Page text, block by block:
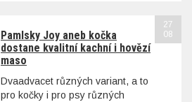
Pamlsky Joy aneb kočka
dostane kvalitní kachní i hovězí
maso
Dvaadvacet různých variant, a to
pro kočky i pro psy různých
27
08